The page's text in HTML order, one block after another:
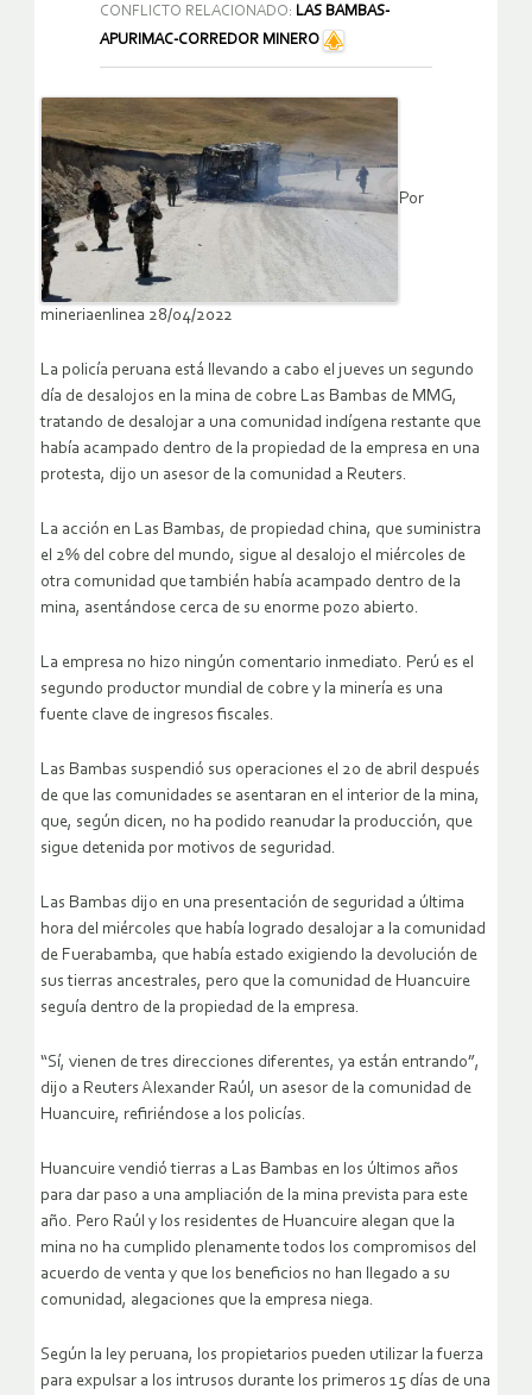
CONFLICTO RELACIONADO: LAS BAMBAS-
APURIMAC-CORREDOR MINERO
Por
mineriaenlinea 28/04/2022
La policía peruana está llevando a cabo el jueves un segundo
día de desalojos en la mina de cobre Las Bambas de MMG,
tratando de desalojar a una comunidad indígena restante que
había acampado dentro de la propiedad de la empresa en una
protesta, dijo un asesor de la comunidad a Reuters.
La acción en Las Bambas, de propiedad china, que suministra
el 2% del cobre del mundo, sigue al desalojo el miércoles de
otra comunidad que también había acampado dentro de la
mina, asentándose cerca de su enorme pozo abierto.
La empresa no hizo ningún comentario inmediato. Perú es el
segundo productor mundial de cobre y la minería es una
fuente clave de ingresos fiscales.
Las Bambas suspendió sus operaciones el 20 de abril después
de que las comunidades se asentaran en el interior de la mina,
que, según dicen, no ha podido reanudar la producción, que
sigue detenida por motivos de seguridad.
Las Bambas dijo en una presentación de seguridad a última
hora del miércoles que había logrado desalojar a la comunidad
de Fuerabamba, que había estado exigiendo la devolución de
sus tierras ancestrales, pero que la comunidad de Huancuire
seguía dentro de la propiedad de la empresa.
“Sí, vienen de tres direcciones diferentes, ya están entrando”,
dijo a Reuters Alexander Raúl, un asesor de la comunidad de
Huancuire, refiriéndose a los policías.
Huancuire vendió tierras a Las Bambas en los últimos años
para dar paso a una ampliación de la mina prevista para este
año. Pero Raúl y los residentes de Huancuire alegan que la
mina no ha cumplido plenamente todos los compromisos del
acuerdo de venta y que los beneficios no han llegado a su
comunidad, alegaciones que la empresa niega.
Según la ley peruana, los propietarios pueden utilizar la fuerza
para expulsar a los intrusos durante los primeros 15 días de una